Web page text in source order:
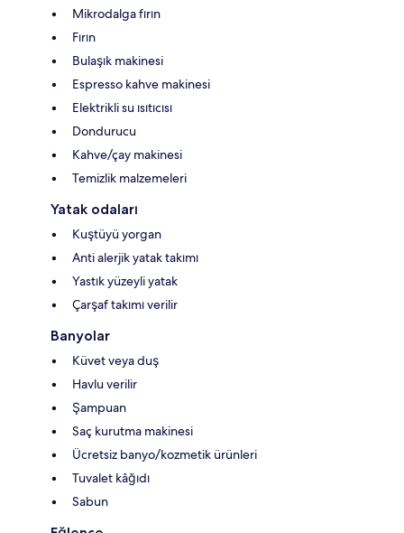
Mikrodalga fırın
Fırın
Bulaşık makinesi
Espresso kahve makinesi
Elektrikli su ısıtıcısı
Dondurucu
Kahve/çay makinesi
Temizlik malzemeleri
Yatak odaları
Kuştüyü yorgan
Anti alerjik yatak takımı
Yastık yüzeyli yatak
Çarşaf takımı verilir
Banyolar
Küvet veya duş
Havlu verilir
Şampuan
Saç kurutma makinesi
Ücretsiz banyo/kozmetik ürünleri
Tuvalet kâğıdı
Sabun